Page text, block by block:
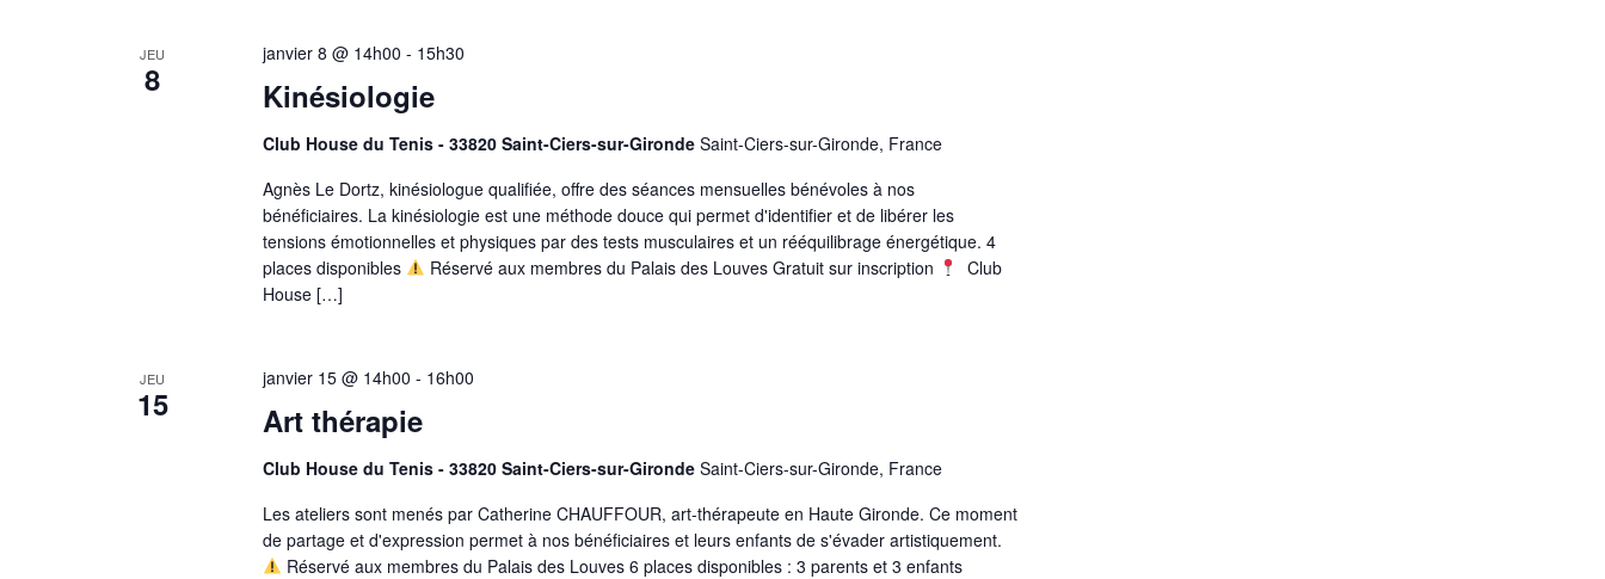
JEU
8 Kinésiologie
janvier 8 @ 14h00 - 15h30
Club House du Tenis - 33820 Saint-Ciers-sur-Gironde Saint-Ciers-sur-Gironde, France
Agnès Le Dortz, kinésiologue qualifiée, offre des séances mensuelles bénévoles à nos
bénéficiaires. La kinésiologie est une méthode douce qui permet d'identifier et de libérer les
tensions émotionnelles et physiques par des tests musculaires et un rééquilibrage énergétique. 4
places disponibles
Réservé aux membres du Palais des Louves Gratuit sur inscription
Club
House […]
JEU
15 Art thérapie
janvier 15 @ 14h00 - 16h00
Club House du Tenis - 33820 Saint-Ciers-sur-Gironde Saint-Ciers-sur-Gironde, France
Les ateliers sont menés par Catherine CHAUFFOUR, art-thérapeute en Haute Gironde. Ce moment
de partage et d'expression permet à nos bénéficiaires et leurs enfants de s'évader artistiquement.
Réservé aux membres du Palais des Louves 6 places disponibles : 3 parents et 3 enfants